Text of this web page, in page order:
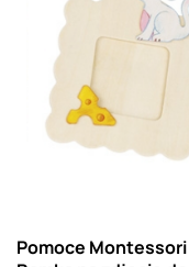
Pomoce Montessori